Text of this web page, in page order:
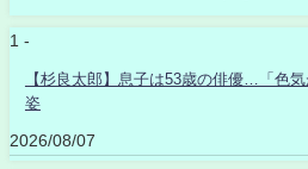
1 -
【杉良太郎】息子は53歳の俳優…「色
姿
2026/08/07